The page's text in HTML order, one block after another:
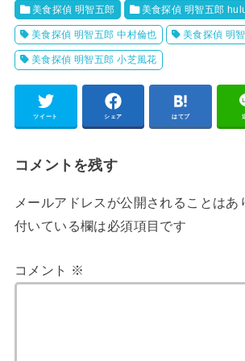
美食探偵 明智五郎 美食探偵 明智五郎
美食探偵 明智五郎 中村倫也 美食探偵 明
美食探偵 明智五郎 小芝風花
ツイート シェア はてブ
コメントを残す
メールアドレスが公開されることはあ
付いている欄は必須項目です
コメント ※